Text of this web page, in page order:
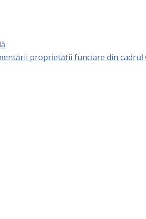
proprietăţii funciare din cadrul